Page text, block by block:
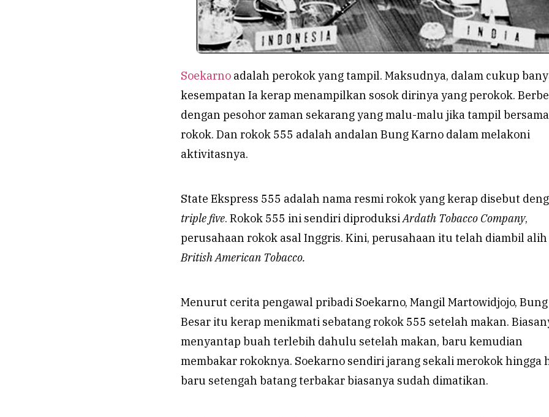
Soekarno adalah perokok yang tampil. Maksudnya, dalam cukup
kesempatan Ia kerap menampilkan sosok dirinya yang perokok.
dengan pesohor zaman sekarang yang malu-malu jika tampil bersama
rokok. Dan rokok 555 adalah andalan Bung Karno dalam melakoni
aktivitasnya.
State Ekspress 555 adalah nama resmi rokok yang kerap disebut
triple five. Rokok 555 ini sendiri diproduksiArdath Tobacco Company,
perusahaan rokok asal Inggris. Kini, perusahaan itu telah diambil
British American Tobacco.
Menurut cerita pengawal pribadi Soekarno, Mangil Martowidjojo, Bung
Besar itu kerap menikmati sebatang rokok 555 setelah makan.
menyantap buah terlebih dahulu setelah makan, baru kemudian
membakar rokoknya. Soekarno sendiri jarang sekali merokok hingga
baru setengah batang terbakar biasanya sudah dimatikan.